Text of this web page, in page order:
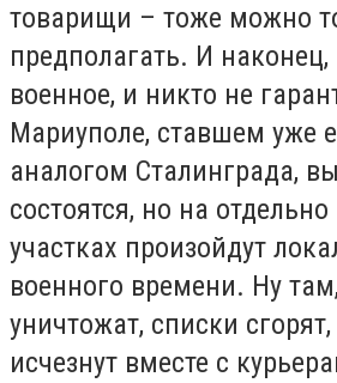
товарищи – тоже можно
предполагать. И наконец,
военное, и никто не
Мариуполе, ставшем уже
аналогом Сталинграда,
состоятся, но на
участках произойдут
военного времени. Ну
уничтожат, списки
исчезнут вместе с